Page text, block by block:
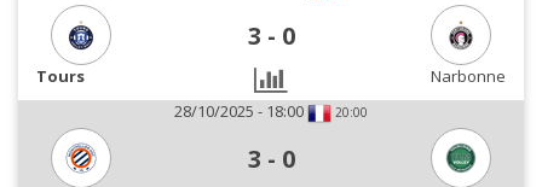
3 - 0
Tours
Narbonne
28/10/2025 - 18:00
20:00
3 - 0